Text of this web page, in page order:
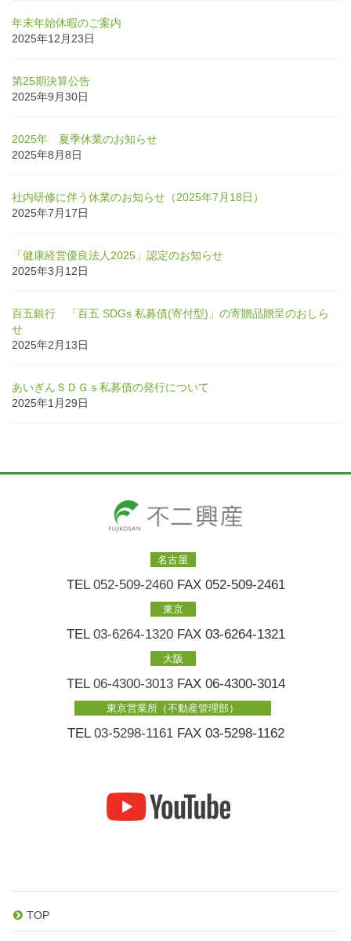
年末年始休暇のご案内
2025年12月23日
第25期決算公告
2025年9月30日
2025年 夏季休業のお知らせ
2025年8月8日
社内研修に伴う休業のお知らせ（2025年7月18日）
2025年7月17日
「健康経営優良法人2025」認定のお知らせ
2025年3月12日
百五銀行 「百五 SDGs 私募債(寄付型)」の寄贈品贈呈のおしら
せ
2025年2月13日
あいぎんＳＤＧｓ私募債の発行について
2025年1月29日
名古屋
TEL 052-509-2460FAX 052-509-2461
東京
TEL 03-6264-1320FAX 03-6264-1321
大阪
TEL 06-4300-3013FAX 06-4300-3014
東京営業所（不動産管理部）
TEL 03-5298-1161FAX 03-5298-1162
TOP